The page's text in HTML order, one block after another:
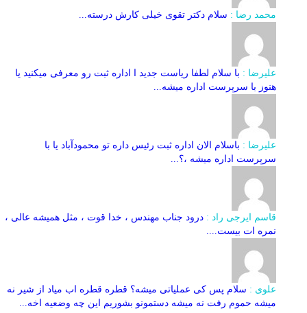
محمد رضا : سلام دکتر تقوی خیلی کارش درسته...
علیرضا : با سلام لطفا ریاست جدید ا اداره ثبت‌ رو معرفی میکنید یا
هنوز با سرپرست اداره‌ میشه...
علیرضا : باسلام الان اداره ثبت رئیس داره تو محمودآباد یا با
سرپرست اداره میشه ،؟...
قاسم ایرجی راد : درود جناب مهندس ، خدا قوت ، مثل همیشه عالی ،
نمره ات بیست....
علوی : سلام پس کی عملیاتی میشه؟ قطره قطره اب میاد از شیر نه
میشه حموم رفت نه میشه دستمونو بشوریم این چه وضعیه اخه...